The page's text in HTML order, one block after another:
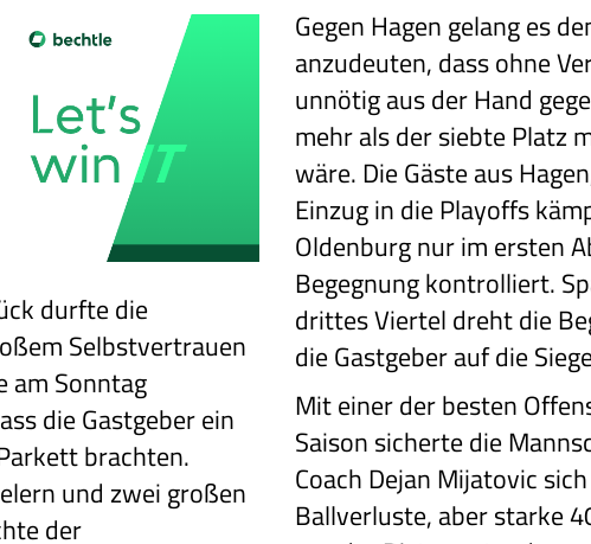
durfte die
Selbstvertrauen
am Sonntag
die Gastgeber ein
brachten.
und zwei großen
der
Gegen Hagen gelang es
anzudeuten, dass ohne
unnötig aus der Hand
mehr als der siebte Platz
wäre. Die Gäste aus
Einzug in die Playoffs
Oldenburg nur im ersten
Begegnung kontrolliert.
drittes Viertel dreht die
die Gastgeber auf die
Mit einer der besten
Saison sicherte die
Coach Dejan Mijatovic
Ballverluste, aber starke